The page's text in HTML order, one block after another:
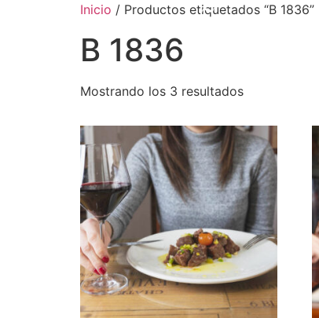
Inicio / Productos etiquetados “B 1836”
B 1836
Mostrando los 3 resultados